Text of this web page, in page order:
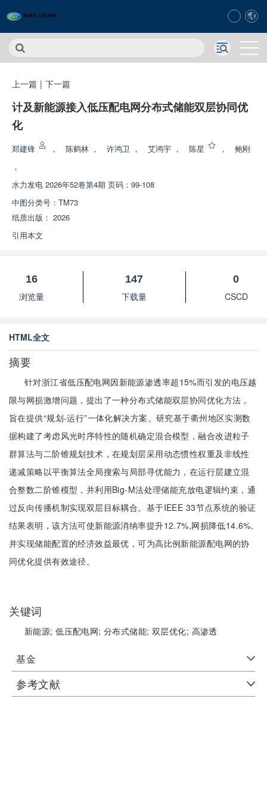
上一篇 | 下一篇
计及新能源接入低压配电网分布式储能双层协同优
化
郑建锋 ， 陈鹤林 ， 许鸿卫 ， 艾鸿宇 ， 陈星 ，
鲍刚
，
水力发电 2026年52卷第4期 页码：99-108
中图分类号： TM73
纸质出版： 2026
引用本文
16
浏览量
147
下载量
0
CSCD
HTML全文
摘要
针对浙江省低压配电网因新能源渗透率超15%而引发的电压越
限与网损激增问题，提出了一种分布式储能双层协同优化方法，
旨在提供“规划-运行”一体化解决方案。研究基于衢州地区实测数
据构建了考虑风光时序特性的随机确定混合模型，融合改进粒子
群算法与二阶锥规划技术，在规划层采用动态惯性权重及非线性
递减策略以平衡算法全局搜索与局部寻优能力，在运行层建立混
合整数二阶锥模型，并利用Big-M法处理储能充放电逻辑约束，通
过反向传播机制实现双层目标耦合。基于IEEE 33节点系统的验证
结果表明，该方法可使新能源消纳率提升12.7%,网损降低14.6%,
并实现储能配置的经济效益最优，可为高比例新能源配电网的协
同优化提供有效途径。
关键词
新能源;低压配电网;分布式储能;双层优化; 高渗透
基金
参考文献